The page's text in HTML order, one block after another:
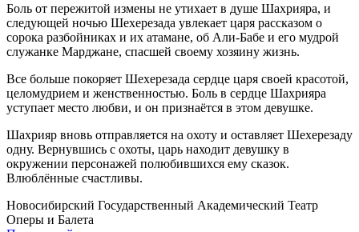
Боль от пережитой измены не утихает в душе Шахрияра, и
следующей ночью Шехерезада увлекает царя рассказом о
сорока разбойниках и их атамане, об Али-Бабе и его мудрой
служанке Марджане, спасшей своему хозяину жизнь.
Все больше покоряет Шехерезада сердце царя своей красотой,
целомудрием и женственностью. Боль в сердце Шахрияра
уступает место любви, и он признаётся в этом девушке.
Шахрияр вновь отправляется на охоту и оставляет Шехерезаду
одну. Вернувшись с охоты, царь находит девушку в
окружении персонажей полюбившихся ему сказок.
Влюблённые счастливы.
Новосибирский Государственный Академический Театр
Оперы и Балета